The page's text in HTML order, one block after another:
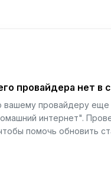
провайдера нет в
вашему провайдеру еще
интернет".
помочь обновить